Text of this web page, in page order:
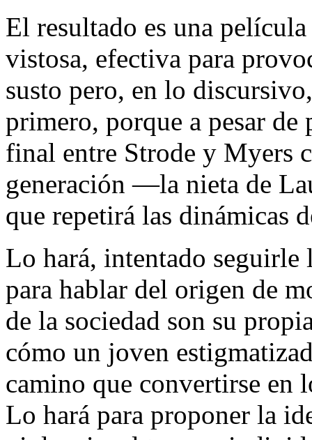
El resultado es una
vistosa, efectiva para
susto pero, en lo
primero, porque a pesar
final entre Strode y Myers
generación —la nieta de
que repetirá las dinámicas
Lo hará, intentado
para hablar del origen de
de la sociedad son su
cómo un joven
camino que convertirse en
Lo hará para proponer la